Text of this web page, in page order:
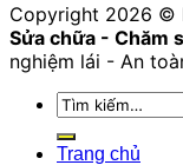
Copyright 2026 ©
Sửa chữa - Chăm
nghiệm lái - An
Tìm
kiếm:
Trang chủ